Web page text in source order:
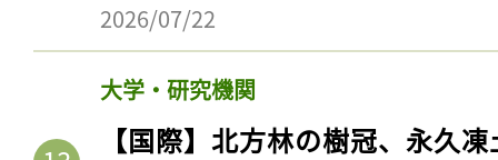
2026/07/22
大学・研究機関
【国際】北方林の樹冠、永久